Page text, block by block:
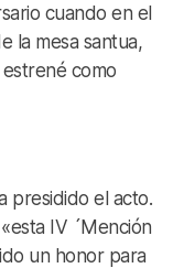
cuando en el
la mesa santua,
como
presidido el acto.
IV ´Mención
un honor para